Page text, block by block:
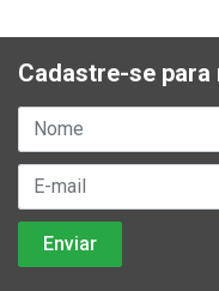
Cadastre-se